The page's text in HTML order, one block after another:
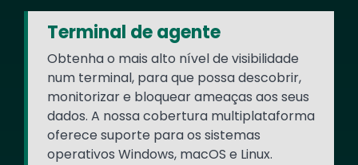
Terminal de agente
Obtenha o mais alto nível de visibilidade
num terminal, para que possa descobrir,
monitorizar e bloquear ameaças aos seus
dados. A nossa cobertura multiplataforma
oferece suporte para os sistemas
operativos Windows, macOS e Linux.